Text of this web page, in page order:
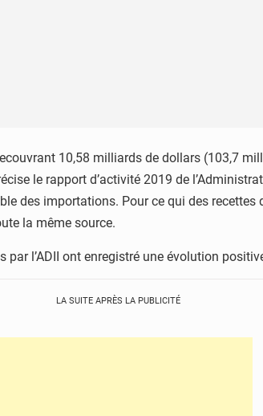
10,58 milliards de dollars (103,7
le rapport d’activité 2019 de
des importations. Pour ce qui des
la même source.
l’ADII ont enregistré une évolution
LA SUITE APRÈS LA PUBLICITÉ